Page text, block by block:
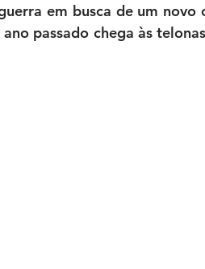
em busca de um novo
passado chega às